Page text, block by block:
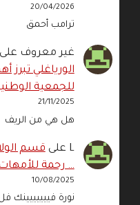
20/04/2026
ترامب أحمق
غير معروف
الورياغلي تبرز
للجمعية
21/11/2025
هل هي من الريف
L علىقسم
… رحمة
10/08/2025
نورة فييييييينك